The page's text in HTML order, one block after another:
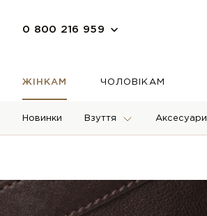
0 800 216 959
ЖІНКАМ ЧОЛОВІКАМ
Новинки Взуття Аксесуари